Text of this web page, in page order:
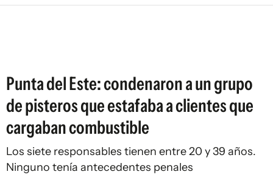
ARGENTINA
Punta del Este: condenaron a un grupo
de pisteros que estafaba a clientes que
cargaban combustible
Los siete responsables tienen entre 20 y 39 años.
Ninguno tenía antecedentes penales